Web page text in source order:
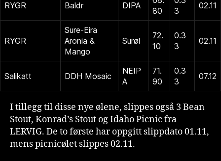
RYGR Baldr DIPA
80
3
02.11
RYGR
Sure-Eira
Aronia &
Mango
Surøl
72.
10
0.3
3
02.11
Salikatt DDH Mosaic
NEIP
A
71.
90
0.3
3
07.12
I tillegg til disse nye ølene, slippes også 3 Bean
Stout, Konrad’s Stout og Idaho Picnic fra
LERVIG. De to første har oppgitt slippdato 01.11,
mens picnicølet slippes 02.11.